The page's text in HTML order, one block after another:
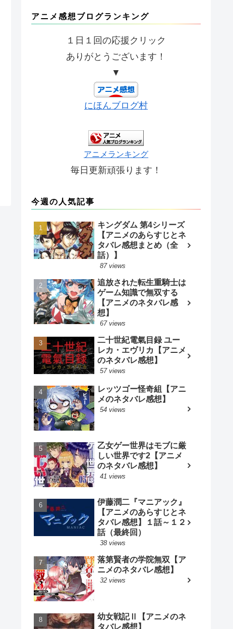
アニメ感想ブログランキング
１日１回の応援クリック
ありがとうございます！
▼
にほんブログ村
アニメランキング
毎日更新頑張ります！
今週の人気記事
キングダム 第4シリーズ
【アニメのあらすじとネ
タバレ感想まとめ（全
話）】
87 views
追放された転生重騎士は
ゲーム知識で無双する
【アニメのネタバレ感
想】
67 views
二十世紀電氣目録 ユー
レカ・エヴリカ【アニメ
のネタバレ感想】
57 views
レッツゴー怪奇組【アニ
メのネタバレ感想】
54 views
乙女ゲー世界はモブに厳
しい世界です2【アニメ
のネタバレ感想】
41 views
伊藤潤二『マニアック』
【アニメのあらすじとネ
タバレ感想】１話～１２
話（最終回）
38 views
落第賢者の学院無双【ア
ニメのネタバレ感想】
32 views
幼女戦記Ⅱ【アニメのネ
タバレ感想】